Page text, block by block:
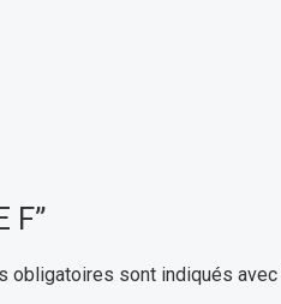
F”
obligatoires sont indiqués avec